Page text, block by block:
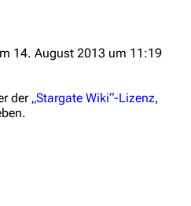
Übersicht
14. August 2013 um 11:19
der „Stargate Wiki“-Lizenz,